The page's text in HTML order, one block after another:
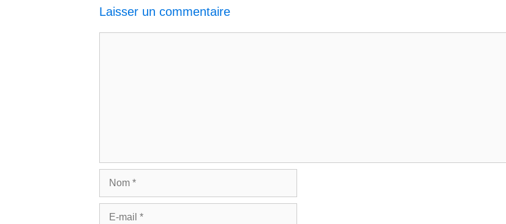
Laisser un commentaire